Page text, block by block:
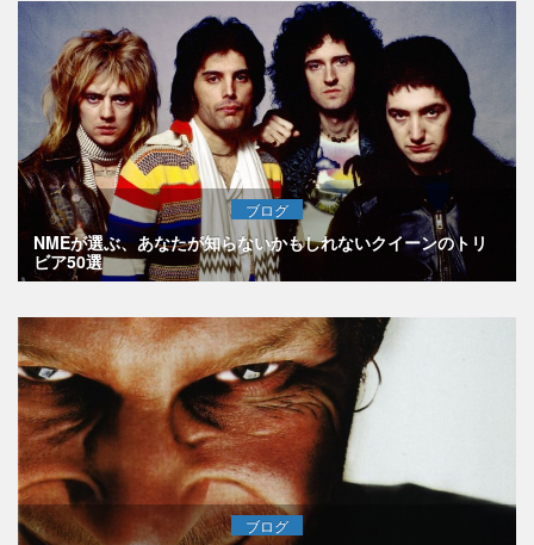
ブログ
NMEが選ぶ、あなたが知らないかもしれないクイーンのトリ
ビア50選
ブログ